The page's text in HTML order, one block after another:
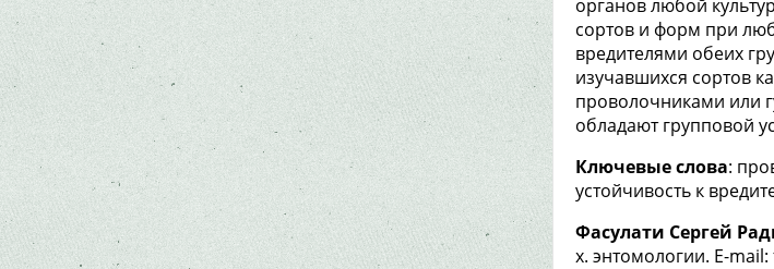
органов любой
сортов и форм при
вредителями обеих
изучавшихся сортов
проволочниками или
обладают групповой
Ключевые слова:
устойчивость к
Фасулати Сергей
х. энтомологии. E-